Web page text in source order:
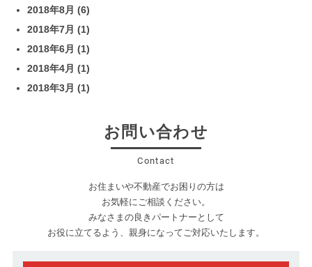
2018年8月 (6)
2018年7月 (1)
2018年6月 (1)
2018年4月 (1)
2018年3月 (1)
お問い合わせ
Contact
お住まいや不動産でお困りの方は
お気軽にご相談ください。
みなさまの良きパートナーとして
お役に立てるよう、親身になってご対応いたします。